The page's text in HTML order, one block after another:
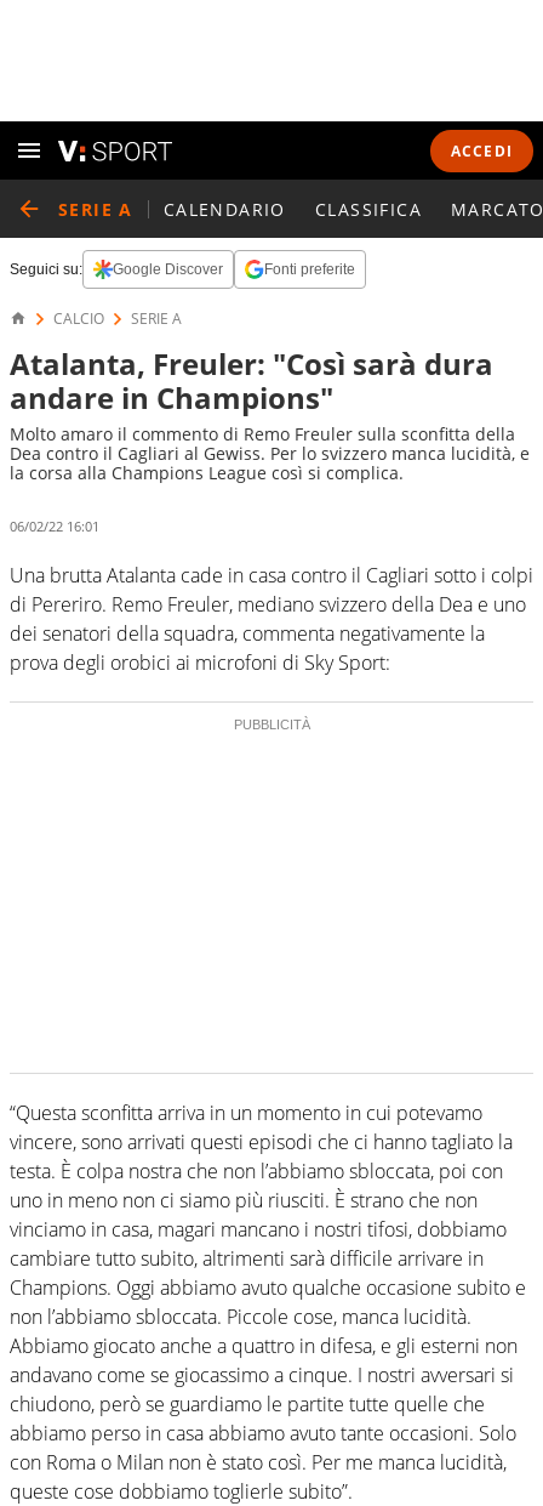
ACCEDI
SERIE A CALENDARIO CLASSIFICA
Seguici su: Google Discover Fonti preferite
CALCIO SERIE A
Atalanta, Freuler: "Così sarà dura
andare in Champions"
Molto amaro il commento di Remo Freuler sulla sconfitta della
Dea contro il Cagliari al Gewiss. Per lo svizzero manca lucidità, e
la corsa alla Champions League così si complica.
06/02/22 16:01
Una brutta Atalanta cade in casa contro il Cagliari sotto i colpi
di Pereriro. Remo Freuler, mediano svizzero della Dea e uno
dei senatori della squadra, commenta negativamente la
prova degli orobici ai microfoni di Sky Sport:
“Questa sconfitta arriva in un momento in cui potevamo
vincere, sono arrivati questi episodi che ci hanno tagliato la
testa. È colpa nostra che non l’abbiamo sbloccata, poi con
uno in meno non ci siamo più riusciti. È strano che non
vinciamo in casa, magari mancano i nostri tifosi, dobbiamo
cambiare tutto subito, altrimenti sarà difficile arrivare in
Champions. Oggi abbiamo avuto qualche occasione subito e
non l’abbiamo sbloccata. Piccole cose, manca lucidità.
Abbiamo giocato anche a quattro in difesa, e gli esterni non
andavano come se giocassimo a cinque. I nostri avversari si
chiudono, però se guardiamo le partite tutte quelle che
abbiamo perso in casa abbiamo avuto tante occasioni. Solo
con Roma o Milan non è stato così. Per me manca lucidità,
queste cose dobbiamo toglierle subito”.